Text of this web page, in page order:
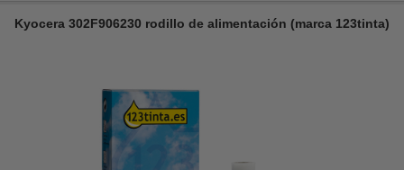
Kyocera 302F906230 rodillo de alimentación (marca 123tinta)